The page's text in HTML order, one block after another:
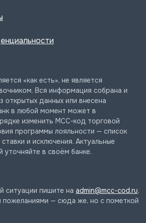
«как есть», не является
Вся информация собрана и
открытых данных или внесена
в любой момент может в
изменить MCC-код торговой
программы лояльности — список
и исключения. Актуальные
уточняйте в своём банке.
ситуации пишите на admin@mcc-cod.ru,
пожеланиями — сюда же, но с пометкой